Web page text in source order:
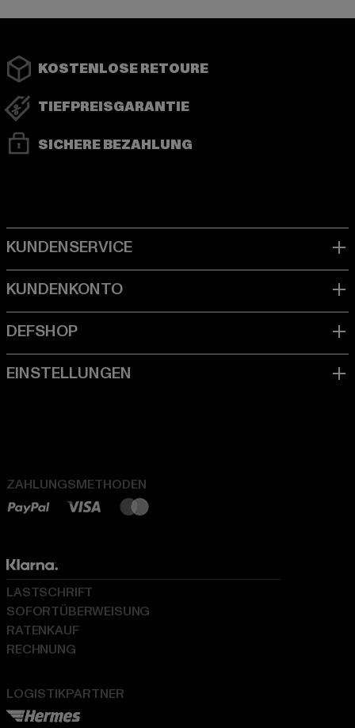
KOSTENLOSE RETOURE
TIEFPREISGARANTIE
SICHERE BEZAHLUNG
ZAHLUNGSMETHODEN
LOGISTIKPARTNER
LASTSCHRIFT
SOFORTÜBERWEISUNG
RATENKAUF
RECHNUNG